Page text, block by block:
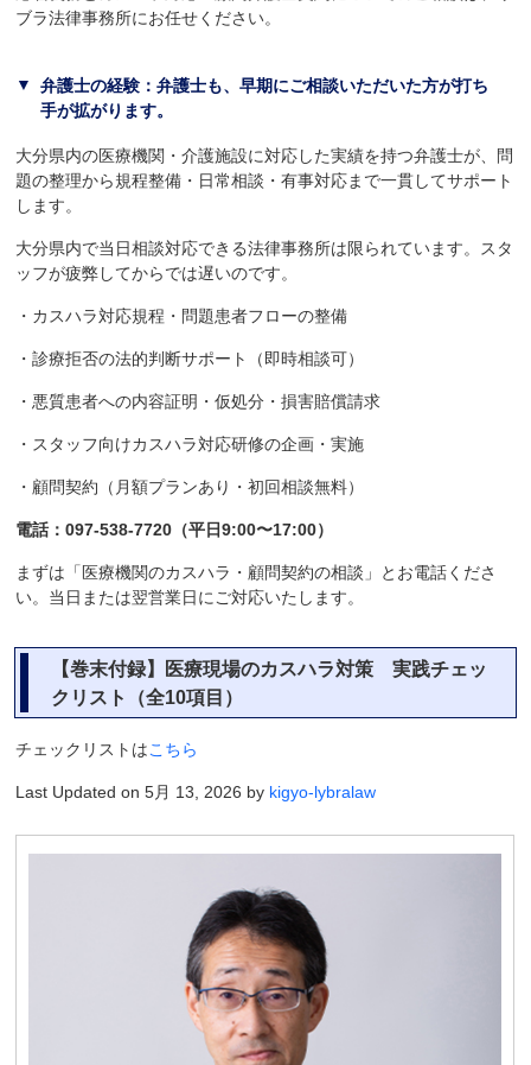
ブラ法律事務所にお任せください。
弁護士の経験：弁護士も、早期にご相談いただいた方が打ち
手が拡がります。
大分県内の医療機関・介護施設に対応した実績を持つ弁護士が、問
題の整理から規程整備・日常相談・有事対応まで一貫してサポート
します。
大分県内で当日相談対応できる法律事務所は限られています。スタ
ッフが疲弊してからでは遅いのです。
・カスハラ対応規程・問題患者フローの整備
・診療拒否の法的判断サポート（即時相談可）
・悪質患者への内容証明・仮処分・損害賠償請求
・スタッフ向けカスハラ対応研修の企画・実施
・顧問契約（月額プランあり・初回相談無料）
電話：097-538-7720（平日9:00〜17:00）
まずは「医療機関のカスハラ・顧問契約の相談」とお電話くださ
い。当日または翌営業日にご対応いたします。
【巻末付録】医療現場のカスハラ対策 実践チェッ
クリスト（全10項目）
チェックリストはこちら
Last Updated on 5月 13, 2026 by kigyo-lybralaw